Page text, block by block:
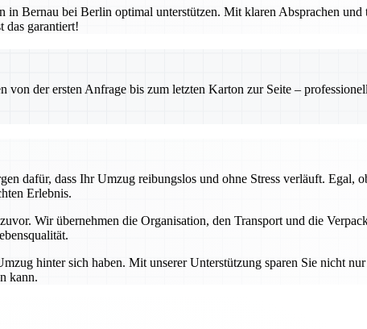
Bernau bei Berlin optimal unterstützen. Mit klaren Absprachen
das garantiert!
der ersten Anfrage bis zum letzten Karton zur Seite –
dafür, dass Ihr Umzug reibungslos und ohne Stress verläuft. Egal,
Erlebnis.
Wir übernehmen die Organisation, den Transport und die
hinter sich haben. Mit unserer Unterstützung sparen Sie nicht
kann.